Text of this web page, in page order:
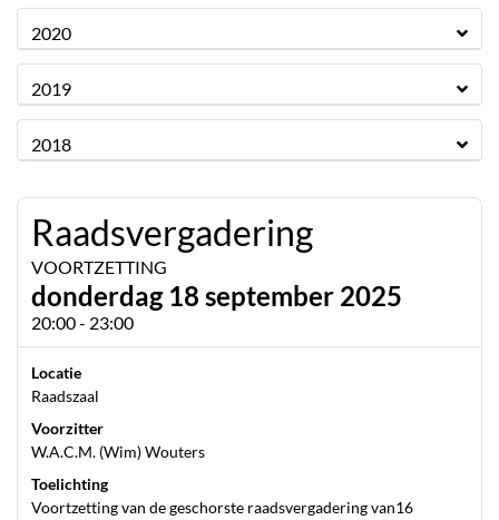
2020
2019
2018
Raadsvergadering
VOORTZETTING
donderdag 18 september 2025
20:00 - 23:00
Locatie
Raadszaal
Voorzitter
W.A.C.M. (Wim) Wouters
Toelichting
Voortzetting van de geschorste raadsvergadering van16